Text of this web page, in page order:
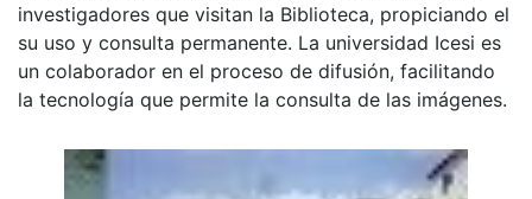
investigadores que visitan la Biblioteca, propiciando el
su uso y consulta permanente. La universidad Icesi es
un colaborador en el proceso de difusión, facilitando
la tecnología que permite la consulta de las imágenes.